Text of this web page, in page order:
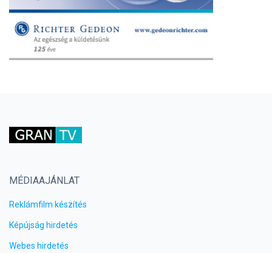
MÉDIAAJÁNLAT
Reklámfilm készítés
Képújság hirdetés
Webes hirdetés